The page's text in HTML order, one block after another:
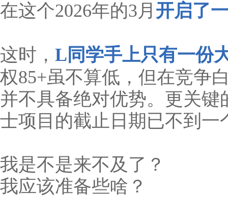
在这个2026年的3月 开启了
这时， L同学手上只有一份
权85+虽不算低，但在竞争
并不具备绝对优势。更关
士项目的截止日期已不到一
我是不是来不及了？
我应该准备些啥？